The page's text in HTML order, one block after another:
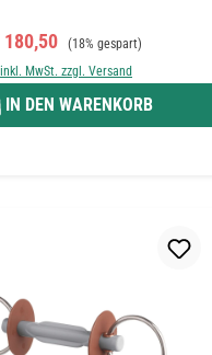
180,50 Regulärer Preis:
(18% gespart)
inkl. MwSt. zzgl. Versand
IN DEN WARENKORB